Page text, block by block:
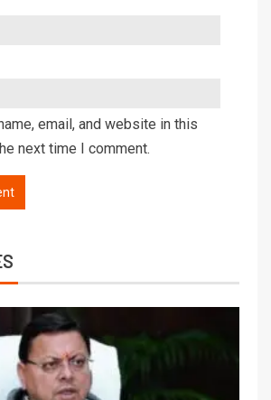
email, and website in this
next time I comment.